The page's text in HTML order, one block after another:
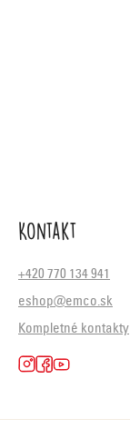
Kontakt
+420 770 134 941
eshop@emco.sk
Kompletné kontakty